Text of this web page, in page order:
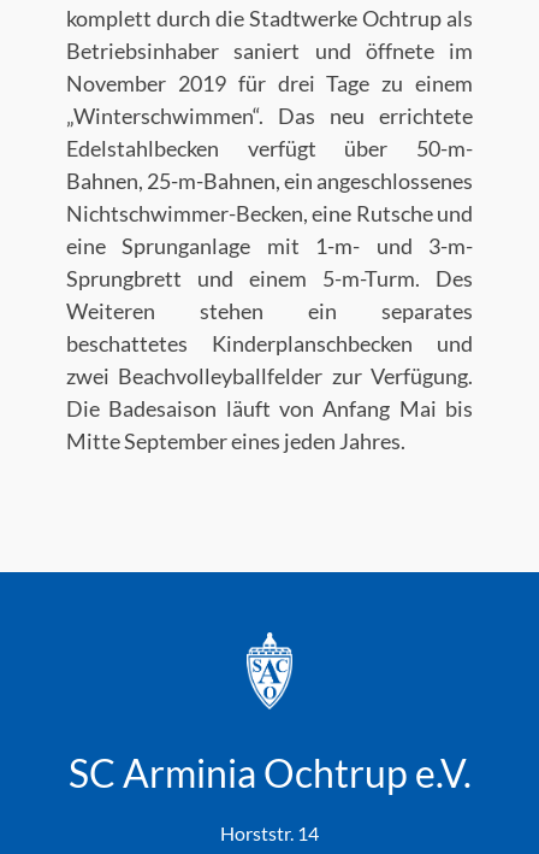
komplett durch die Stadtwerke Ochtrup als
Betriebsinhaber saniert und öffnete im
November 2019 für drei Tage zu einem
„Winterschwimmen“. Das neu errichtete
Edelstahlbecken verfügt über 50-m-
Bahnen, 25-m-Bahnen, ein angeschlossenes
Nichtschwimmer-Becken, eine Rutsche und
eine Sprunganlage mit 1-m- und 3-m-
Sprungbrett und einem 5-m-Turm. Des
Weiteren stehen ein separates
beschattetes Kinderplanschbecken und
zwei Beachvolleyballfelder zur Verfügung.
Die Badesaison läuft von Anfang Mai bis
Mitte September eines jeden Jahres.
SC Arminia Ochtrup e.V.
Horststr. 14